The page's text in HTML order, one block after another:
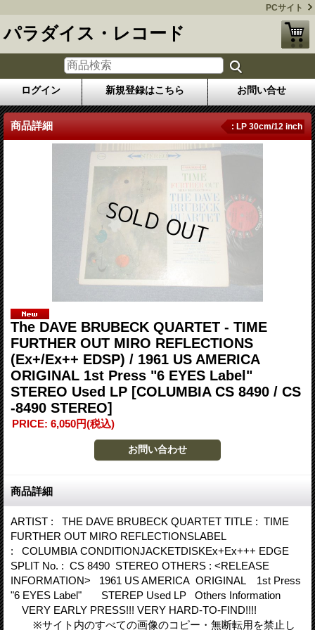
PCサイト
パラダイス・レコード
ログイン 新規登録はこちら お問い合せ
商品詳細 : LP 30cm/12 inch
The DAVE BRUBECK QUARTET - TIME
FURTHER OUT MIRO REFLECTIONS
(Ex+/Ex++ EDSP) / 1961 US AMERICA
ORIGINAL 1st Press "6 EYES Label"
STEREO Used LP [COLUMBIA CS 8490 / CS
-8490 STEREO]
PRICE: 6,050円(税込)
商品詳細
ARTIST : THE DAVE BRUBECK QUARTET TITLE : TIME
FURTHER OUT MIRO REFLECTIONSLABEL
: COLUMBIA CONDITIONJACKETDISKEx+Ex+++ EDGE
SPLIT No. : CS 8490 STEREO OTHERS : <RELEASE
INFORMATION> 1961 US AMERICA ORIGINAL 1st Press
"6 EYES Label" STEREP Used LP Others Information
VERY EARLY PRESS!!! VERY HARD-TO-FIND!!!!
※サイト内のすべての画像のコピー・無断転用を禁止し